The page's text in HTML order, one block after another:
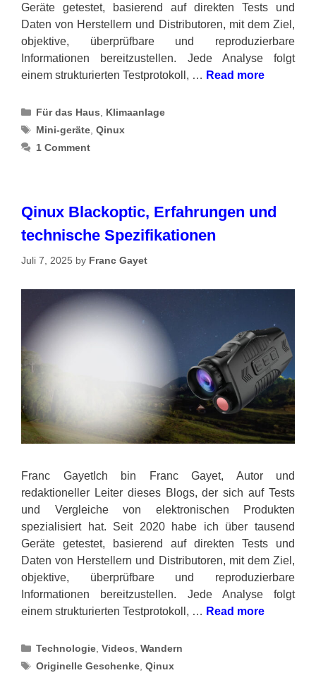
Geräte getestet, basierend auf direkten Tests und
Daten von Herstellern und Distributoren, mit dem Ziel,
objektive, überprüfbare und reproduzierbare
Informationen bereitzustellen. Jede Analyse folgt
einem strukturierten Testprotokoll, … Read more
Categories
Für das Haus
Klimaanlage
Tags
Mini-geräte ,Qinux
1 Comment
Qinux Blackoptic, Erfahrungen und
technische Spezifikationen
Juli 7, 2025 by Franc Gayet
Franc GayetIch bin Franc Gayet, Autor und
redaktioneller Leiter dieses Blogs, der sich auf Tests
und Vergleiche von elektronischen Produkten
spezialisiert hat. Seit 2020 habe ich über tausend
Geräte getestet, basierend auf direkten Tests und
Daten von Herstellern und Distributoren, mit dem Ziel,
objektive, überprüfbare und reproduzierbare
Informationen bereitzustellen. Jede Analyse folgt
einem strukturierten Testprotokoll, … Read more
Categories
Technologie ,Videos ,Wandern
Tags
Originelle Geschenke ,Qinux